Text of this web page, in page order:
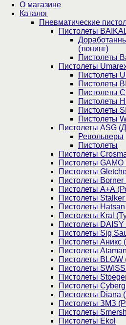
О магазине
Каталог
Пнев­ма­ти­чес­кие
Пистолеты
(тюнинг)
Пистолеты
Пистолеты
Пистолеты
Пистолеты
Пистолеты
Пистолеты
Пистолеты
Пистолеты
Пистолеты ASG
Револьверы
Пистолеты
Пистолеты
Пистолеты
Пистолеты
Пистолеты
Пистолеты А+А
Пистолеты Stalker
Пистолеты
Пистолеты Kral
Пистолеты
Пистолеты Sig
Пистолеты Аникс
Пистолеты
Пистолеты BLOW
Пистолеты
Пистолеты
Пистолеты
Пистолеты Diana
Пистолеты ЗМЗ
Пистолеты
Пистолеты Ekol